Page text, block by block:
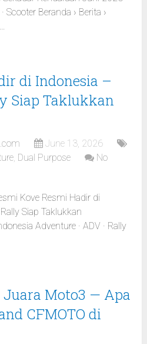
Scooter Beranda › Berita ›
di Indonesia –
Siap Taklukkan
June 13, 2026
, Dual Purpose
No
Kove Resmi Hadir di
Siap Taklukkan
Adventure · ADV · Rally
Juara Moto3 — Apa
CFMOTO di